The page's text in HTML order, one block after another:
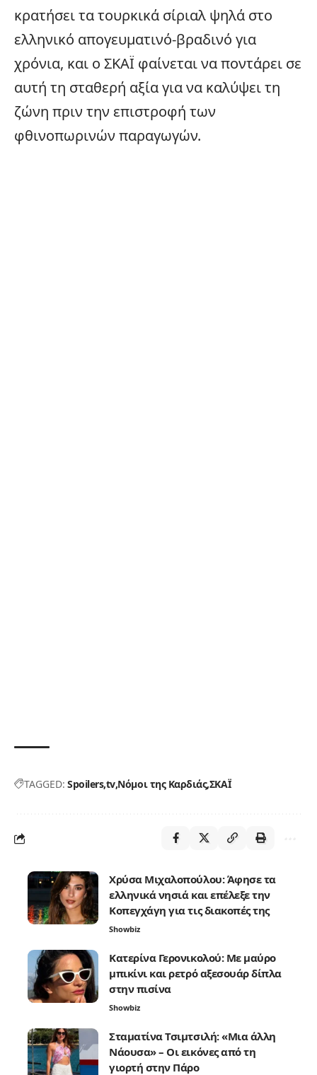
κρατήσει τα τουρκικά σίριαλ ψηλά στο
ελληνικό απογευματινό-βραδινό για
χρόνια, και ο ΣΚΑΪ φαίνεται να ποντάρει σε
αυτή τη σταθερή αξία για να καλύψει τη
ζώνη πριν την επιστροφή των
φθινοπωρινών παραγωγών.
TAGGED: Spoilerstv Νόμοι της ΚαρδιάςΣΚΑΪ
Χρύσα Μιχαλοπούλου: Άφησε τα
ελληνικά νησιά και επέλεξε την
Κοπεγχάγη για τις διακοπές της
Showbiz
Κατερίνα Γερονικολού: Με μαύρο
μπικίνι και ρετρό αξεσουάρ δίπλα
στην πισίνα
Showbiz
Σταματίνα Τσιμτσιλή: «Μια άλλη
Νάουσα» – Οι εικόνες από τη
γιορτή στην Πάρο